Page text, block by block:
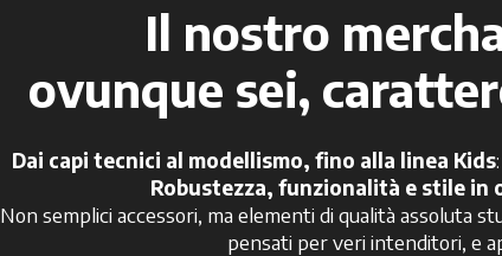
Il nostro
ovunque sei,
Dai capi tecnici al modellismo, fino alla linea Kids
Robustezza, funzionalità e stile in
Non semplici accessori, ma elementi di qualità assoluta
pensati per veri intenditori, e